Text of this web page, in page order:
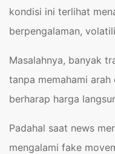
kondisi ini terlihat
berpengalaman,
Masalahnya, banyak
tanpa memahami
berharap harga
Padahal saat news
mengalami fake